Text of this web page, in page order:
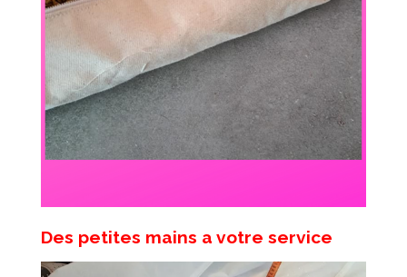
Des petites mains a votre service